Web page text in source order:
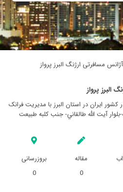
آژانس مسافرتی ارژنگ البرز پرواز
البرز پرواز
کشور ایران در استان البرز با مدیریت فرانک
آيت الله طالقاني- جنب كلبه طبيعت
مقاله
0
بروزرسانی
0